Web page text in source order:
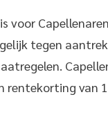
voor
tegen
rentekorting van